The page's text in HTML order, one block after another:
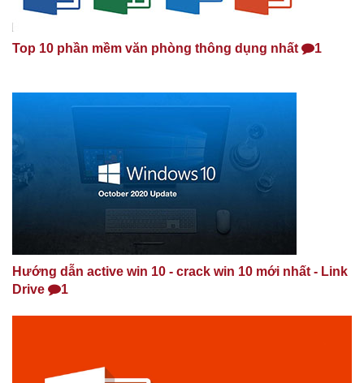
Top 10 phần mềm văn phòng thông dụng nhất 1
Hướng dẫn active win 10 - crack win 10 mới nhất - Link
Drive
1